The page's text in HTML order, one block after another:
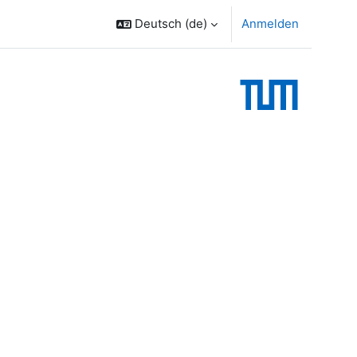
Deutsch ‎(de)‎ Anmelden